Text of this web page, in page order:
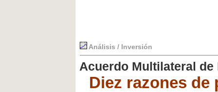
Análisis / Inversión
Acuerdo Multilateral de
Diez razones de